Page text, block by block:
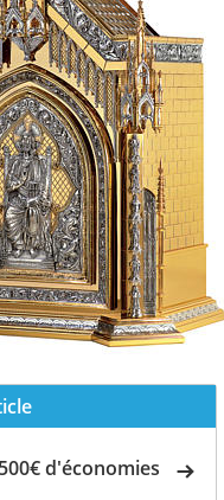
d'économies